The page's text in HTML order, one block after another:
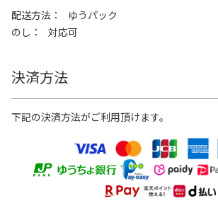
配送方法
ゆうパック
のし
対応可
決済方法
下記の決済方法がご利用頂けます。